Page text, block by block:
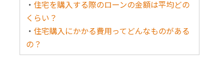
・住宅を購入する際のローンの金額は平均どの
くらい？
・住宅購入にかかる費用ってどんなものがある
の？